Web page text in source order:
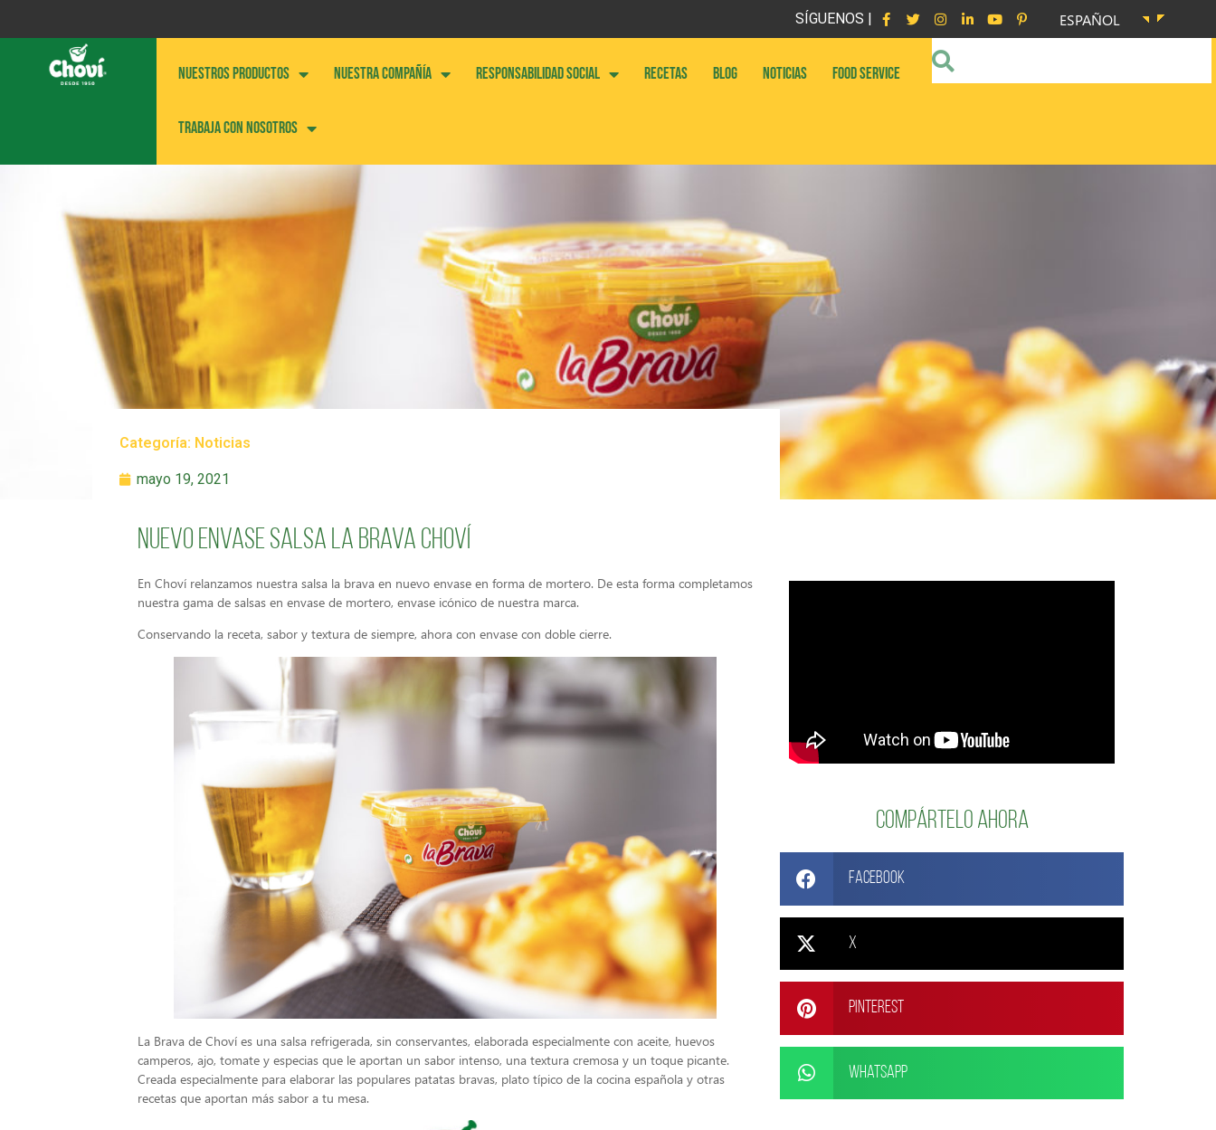
SÍGUENOS | ESPAÑOL
NUESTROS PRODUCTOS NUESTRA COMPAÑÍA RESPONSABILIDAD SOCIAL RECETAS BLOG NOTICIAS FOOD SERVICE
Trabaja con nosotros
Categoría: Noticias
mayo 19, 2021
Nuevo envase salsa La Brava Choví
En Choví relanzamos nuestra salsa la brava en nuevo envase en forma de mortero. De esta forma completamos
nuestra gama de salsas en envase de mortero, envase icónico de nuestra marca.
Conservando la receta, sabor y textura de siempre, ahora con envase con doble cierre.
La Brava de Choví es una salsa refrigerada, sin conservantes, elaborada especialmente con aceite, huevos
camperos, ajo, tomate y especias que le aportan un sabor intenso, una textura cremosa y un toque picante.
Creada especialmente para elaborar las populares patatas bravas, plato típico de la cocina española y otras
recetas que aportan más sabor a tu mesa.
Compártelo ahora
Facebook
X
Pinterest
WhatsApp